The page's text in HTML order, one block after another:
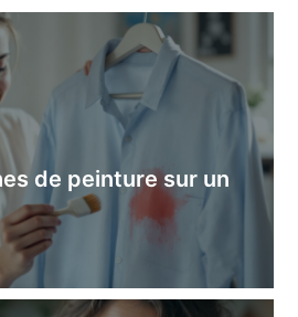
de peinture sur un